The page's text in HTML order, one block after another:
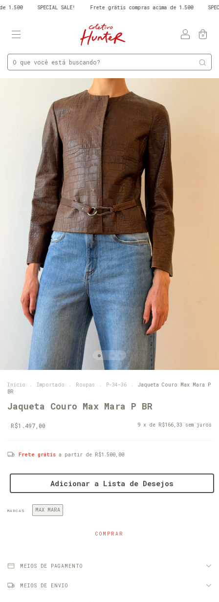
SPECIAL SALE! Frete grátis compras acima de 1.500 SPECIAL
0
Início . Importado . Roupas . P-34-36 .
Jaqueta Couro Max Mara P
BR
Jaqueta Couro Max Mara P BR
R$1.497,00 9 x de R$166,33 sem juros
Frete grátis a partir de R$1.500,00
Adicionar a Lista de Desejos
MARCAS MAX MARA
MEIOS DE PAGAMENTO
MEIOS DE ENVIO